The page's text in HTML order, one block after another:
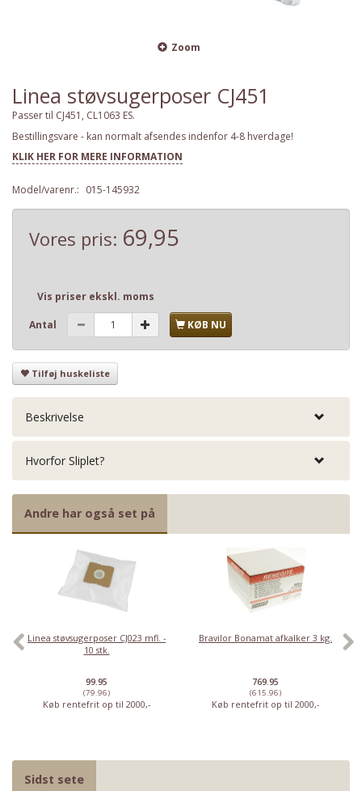
Zoom
Linea støvsugerposer CJ451
Passer til CJ451, CL1063 ES.
Bestillingsvare - kan normalt afsendes indenfor 4-8 hverdage!
KLIK HER FOR MERE INFORMATION
Model/varenr.: 015-145932
Vores pris: 69,95
Vis priser ekskl. moms
Antal KØB NU
Tilføj huskeliste
Beskrivelse
Hvorfor Sliplet?
Andre har også set på
Linea støvsugerposer CJ023 mfl. -
10 stk.
99.95
(79.96)
Køb rentefrit op til 2000,-
Bravilor Bonamat afkalker 3 kg.
769.95
(615.96)
Køb rentefrit op til 2000,-
Sidst sete